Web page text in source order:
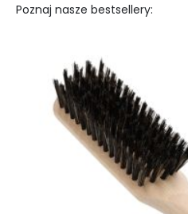
Poznaj nasze bestsellery: